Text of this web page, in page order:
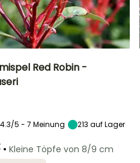
Red Robin -
4.3/5 - 7 Meinung 213 auf Lager
• Kleine Töpfe von 8/9 cm